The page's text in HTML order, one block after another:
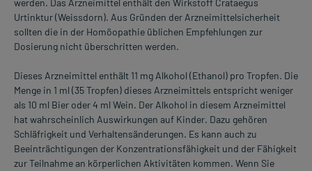
werden. Das Arzneimittel enthält den Wirkstoff Crataegus
Urtinktur (Weissdorn). Aus Gründen der Arzneimittelsicherheit
sollten die in der Homöopathie üblichen Empfehlungen zur
Dosierung nicht überschritten werden.
Dieses Arzneimittel enthält 11 mg Alkohol (Ethanol) pro Tropfen. Die
Menge in 1 ml (35 Tropfen) dieses Arzneimittels entspricht weniger
als 10 ml Bier oder 4 ml Wein. Der Alkohol in diesem Arzneimittel
hat wahrscheinlich Auswirkungen auf Kinder. Dazu gehören
Schläfrigkeit und Verhaltensänderungen. Es kann auch zu
Beeinträchtigungen der Konzentrationsfähigkeit und der Fähigkeit
zur Teilnahme an körperlichen Aktivitäten kommen. Wenn Sie